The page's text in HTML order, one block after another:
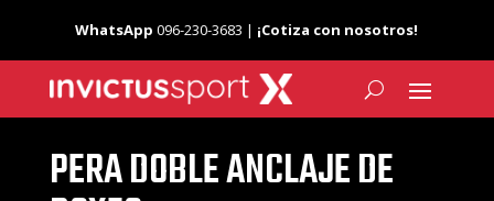
WhatsApp 096-230-3683 | ¡Cotiza con nosotros!
PERA DOBLE ANCLAJE DE